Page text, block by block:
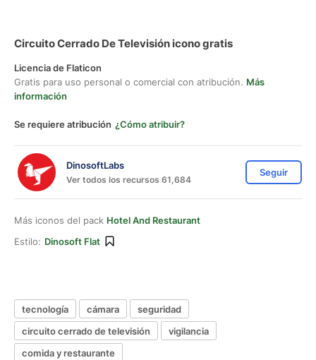
Circuito Cerrado De Televisión icono gratis
Licencia de Flaticon
Gratis para uso personal o comercial con atribución. Más
información
Se requiere atribución ¿Cómo atribuir?
DinosoftLabs
Ver todos los recursos 61,684
Seguir
Más iconos del pack Hotel And Restaurant
Estilo: Dinosoft Flat
tecnología cámara
seguridad
circuito cerrado de televisión
vigilancia
comida y restaurante